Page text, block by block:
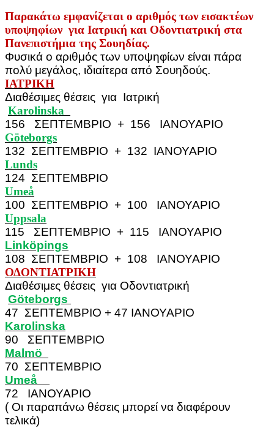
Παρακάτω εμφανίζεται ο αριθμός των εισακτέων
υποψηφίων για Ιατρική και Οδοντιατρική στα
Πανεπιστήμια της Σουηδίας.
Φυσικά ο αριθμός των υποψηφίων είναι πάρα
πολύ μεγάλος, ιδιαίτερα από Σουηδούς.
ΙΑΤΡΙΚΗ
Διαθέσιμες θέσεις για Ιατρική
Karolinska
156 ΣΕΠΤΕΜΒΡΙΟ + 156 ΙΑΝΟΥΑΡΙΟ
Göteborgs
132 ΣΕΠΤΕΜΒΡΙΟ + 132 ΙΑΝΟΥΑΡΙΟ
Lunds
124 ΣΕΠΤΕΜΒΡΙΟ
Umeå
100 ΣΕΠΤΕΜΒΡΙΟ + 100 ΙΑΝΟΥΑΡΙΟ
Uppsala
115 ΣΕΠΤΕΜΒΡΙΟ + 115 ΙΑΝΟΥΑΡΙΟ
Linköpings
108 ΣΕΠΤΕΜΒΡΙΟ + 108 ΙΑΝΟΥΑΡΙΟ
ΟΔΟΝΤΙΑΤΡΙΚΗ
Διαθέσιμες θέσεις για Οδοντιατρική
Göteborgs
47 ΣΕΠΤΕΜΒΡΙΟ + 47 ΙΑΝΟΥΑΡΙΟ
Karolinska
90 ΣΕΠΤΕΜΒΡΙΟ
Malmö
70 ΣΕΠΤΕΜΒΡΙΟ
Umeå
72 ΙΑΝΟΥΑΡΙΟ
( Οι παραπάνω θέσεις μπορεί να διαφέρουν
τελικά)